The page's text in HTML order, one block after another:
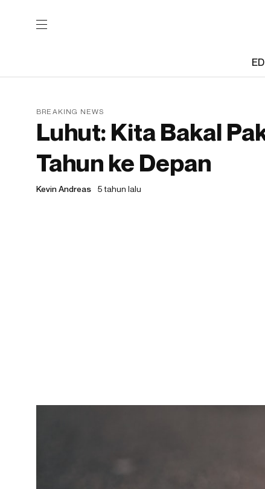
BREAKING NEWS
Luhut: Kita Bakal
Tahun ke Depan
Kevin Andreas 5 tahun lalu